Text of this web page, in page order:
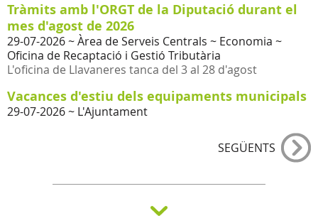
Tràmits amb l'ORGT de la Diputació durant el
mes d'agost de 2026
29-07-2026~ Àrea de Serveis Centrals ~ Economia ~
Oficina de Recaptació i Gestió Tributària
L'oficina de Llavaneres tanca del 3 al 28 d'agost
Vacances d'estiu dels equipaments municipals
29-07-2026~ L'Ajuntament
SEGÜENTS